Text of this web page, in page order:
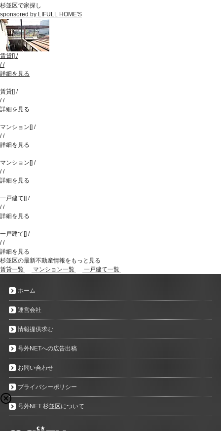
杉並区で家探し
sponsored by LIFULL HOME'S
賃貸[] /
//
詳細を見る
賃貸[] /
//
詳細を見る
マンション[] /
//
詳細を見る
マンション[] /
//
詳細を見る
一戸建て[] /
//
詳細を見る
一戸建て[] /
//
詳細を見る
杉並区の最新不動産情報をもっと見る
賃貸一覧
マンション一覧 一戸建て一覧
ホーム
運営会社
情報提供求む
号外NETへの広告出稿
お問い合わせ
プライバシーポリシー
号外NET 杉並区について